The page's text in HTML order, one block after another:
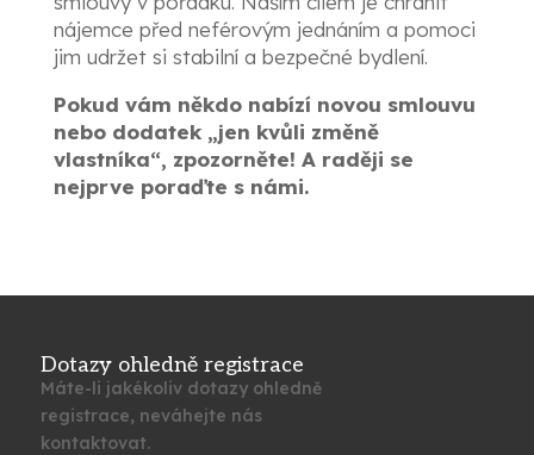
nájemce před neférovým jednáním a pomoci
jim udržet si stabilní a bezpečné bydlení.
Pokud vám někdo nabízí novou smlouvu
nebo dodatek „jen kvůli změně
vlastníka“, zpozorněte! A raději se
nejprve poraďte s námi.
Dotazy ohledně registrace
Máte-li jakékoliv dotazy ohledně
registrace, neváhejte nás
kontaktovat.